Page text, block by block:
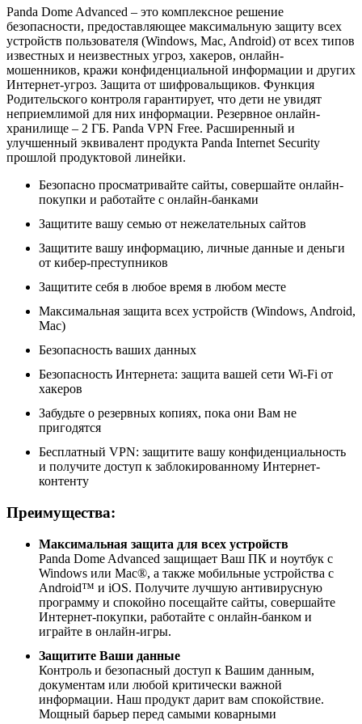
Panda Dome Advanced – это комплексное решение
безопасности, предоставляющее максимальную защиту всех
устройств пользователя (Windows, Mac, Android) от всех типов
известных и неизвестных угроз, хакеров, онлайн-
мошенников, кражи конфиденциальной информации и других
Интернет-угроз. Защита от шифровальщиков. Функция
Родительского контроля гарантирует, что дети не увидят
неприемлимой для них информации. Резервное онлайн-
хранилище – 2 ГБ. Panda VPN Free. Расширенный и
улучшенный эквивалент продукта Panda Internet Security
прошлой продуктовой линейки.
Безопасно просматривайте сайты, совершайте онлайн-
покупки и работайте с онлайн-банками
Защитите вашу семью от нежелательных сайтов
Защитите вашу информацию, личные данные и деньги
от кибер-преступников
Защитите себя в любое время в любом месте
Максимальная защита всех устройств (Windows, Android,
Mac)
Безопасность ваших данных
Безопасность Интернета: защита вашей сети Wi-Fi от
хакеров
Забудьте о резервных копиях, пока они Вам не
пригодятся
Бесплатный VPN: защитите вашу конфиденциальность
и получите доступ к заблокированному Интернет-
контенту
Преимущества:
Максимальная защита для всех устройств
Panda Dome Advanced защищает Ваш ПК и ноутбук с
Windows или Mac®, а также мобильные устройства с
Android™ и iOS. Получите лучшую антивирусную
программу и спокойно посещайте сайты, совершайте
Интернет-покупки, работайте с онлайн-банком и
играйте в онлайн-игры.
Защитите Ваши данные
Контроль и безопасный доступ к Вашим данным,
документам или любой критически важной
информации. Наш продукт дарит вам спокойствие.
Мощный барьер перед самыми коварными